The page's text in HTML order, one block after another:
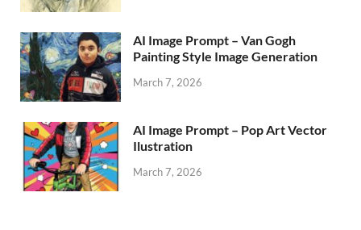
AI Image Prompt – Van Gogh
Painting Style Image Generation
March 7, 2026
AI Image Prompt – Pop Art Vector
Ilustration
March 7, 2026